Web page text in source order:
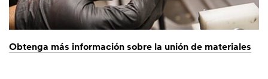
Obtenga más información sobre la unión de materiales